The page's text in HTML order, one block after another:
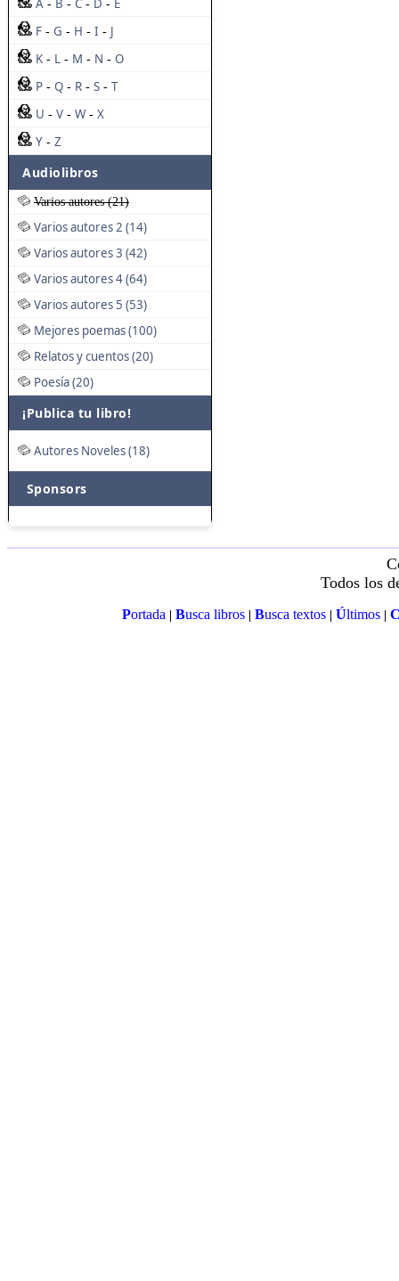
A - B - C - D - E
F - G - H - I - J
K - L - M - N - O
P - Q - R - S - T
U - V - W - X
Y - Z
Audiolibros
Varios autores (21)
Varios autores 2 (14)
Varios autores 3 (42)
Varios autores 4 (64)
Varios autores 5 (53)
Mejores poemas (100)
Relatos y cuentos (20)
Poesía (20)
¡Publica tu libro!
Autores Noveles (18)
Sponsors
Todos los
Portada| Busca libros| Busca textos| Últimos|